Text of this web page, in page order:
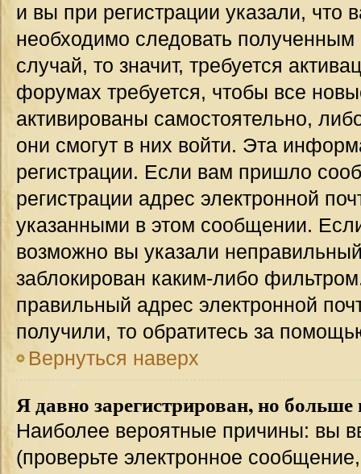
и вы при регистрации указали, что
необходимо следовать
случай, то значит, требуется
форумах требуется, чтобы все
активированы самостоятельно,
они смогут в них войти. Эта
регистрации. Если вам пришло
регистрации адрес электронной
указанными в этом сообщении.
возможно вы указали
заблокирован каким-либо
правильный адрес электронной
получили, то обратитесь за
Вернуться наверх
Я давно зарегистрирован, но
Наиболее вероятные причины: вы
(проверьте электронное